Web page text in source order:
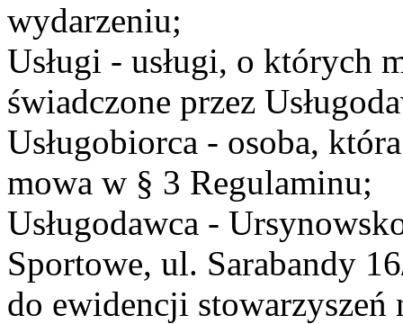
wydarzeniu;
Usługi - usługi, o których
świadczone przez
Usługobiorca - osoba,
mowa w § 3 Regulaminu;
Usługodawca -
Sportowe, ul. Sarabandy
do ewidencji stowarzyszeń